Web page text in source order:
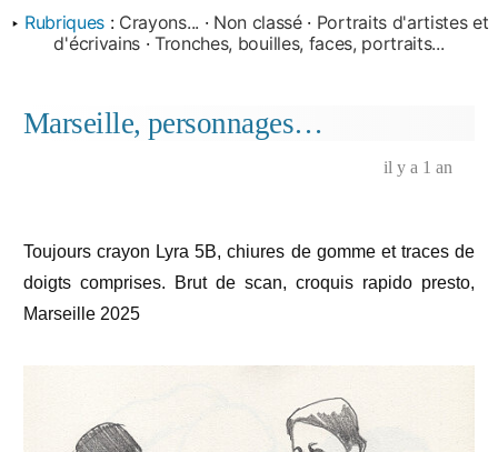
‣ Rubriques : Crayons... · Non classé· Portraits d'artistes et
d'écrivains· Tronches, bouilles, faces, portraits...
Marseille, personnages…
il y a 1 an
Toujours crayon Lyra 5B, chiures de gomme et traces de
doigts comprises. Brut de scan, croquis rapido presto,
Marseille 2025